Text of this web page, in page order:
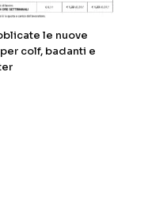
le nuove
colf, badanti e